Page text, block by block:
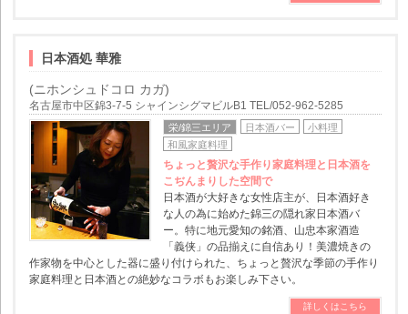
日本酒処 華雅
(ニホンシュドコロ カガ)
名古屋市中区錦3-7-5 シャインシグマビルB1 TEL/052-962-5285
栄/錦三エリア 日本酒バー
小料理
和風家庭料理
ちょっと贅沢な手作り家庭料理と日本酒を
こぢんまりした空間で
日本酒が大好きな女性店主が、日本酒好き
な人の為に始めた錦三の隠れ家日本酒バ
ー。特に地元愛知の銘酒、山忠本家酒造
「義侠」の品揃えに自信あり！美濃焼きの
作家物を中心とした器に盛り付けられた、ちょっと贅沢な季節の手作り
家庭料理と日本酒との絶妙なコラボもお楽しみ下さい。
詳しくはこちら